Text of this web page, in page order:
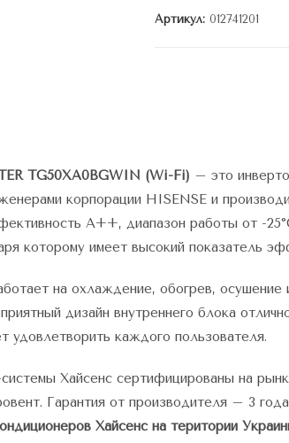
Артикул: 012741201
TG50XA0BGWIN (Wi-Fi) – это
корпорации HISENSE и
А++, диапазон работы от -
которому имеет высокий показатель
на охлаждение, обогрев,
дизайн внутреннего блока
удовлетворить каждого пользователя.
Хайсенс сертифицированы на
Гарантия от производителя – 3
Хайсенс на територии